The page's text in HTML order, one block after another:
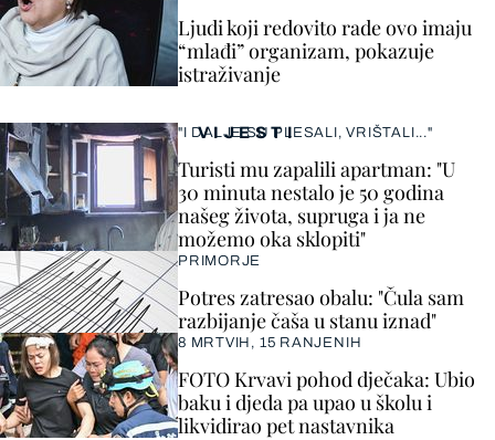
VIJESTI
"I DALJE SU PLESALI, VRIŠTALI..."
Turisti mu zapalili apartman: "U
30 minuta nestalo je 50 godina
našeg života, supruga i ja ne
možemo oka sklopiti"
PRIMORJE
Potres zatresao obalu: "Čula sam
razbijanje čaša u stanu iznad"
8 MRTVIH, 15 RANJENIH
FOTO Krvavi pohod dječaka: Ubio
baku i djeda pa upao u školu i
likvidirao pet nastavnika
Ljudi koji redovito rade ovo imaju
“mlađi” organizam, pokazuje
istraživanje